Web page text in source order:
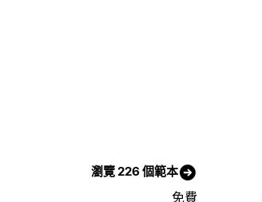
瀏覽 226 個範本
免費